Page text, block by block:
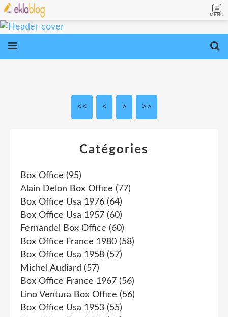
MENU
<< < > >>
Catégories
Box Office (95)
Alain Delon Box Office (77)
Box Office Usa 1976 (64)
Box Office Usa 1957 (60)
Fernandel Box Office (60)
Box Office France 1980 (58)
Box Office Usa 1958 (57)
Michel Audiard (57)
Box Office France 1967 (56)
Lino Ventura Box Office (56)
Box Office Usa 1953 (55)